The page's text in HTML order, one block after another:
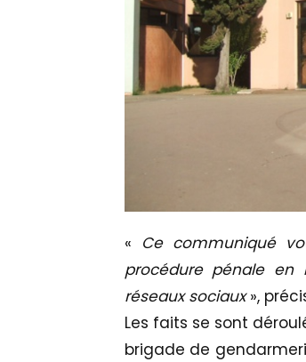
« Ce communiqué
procédure pénale en
réseaux sociaux»,
Les faits se sont
brigade de